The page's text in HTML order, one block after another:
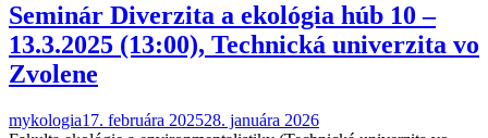
Seminár Diverzita a ekológia húb 10 –
13.3.2025 (13:00), Technická univerzita vo
Zvolene
mykologia17. februára 202528. januára 2026